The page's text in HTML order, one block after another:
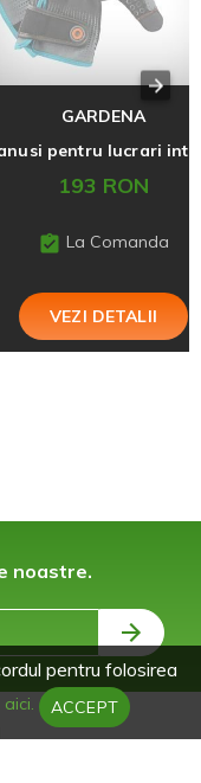
GARDENA
193 RON
La Comanda
VEZI DETALII
noastre.
pentru folosirea
aici. ACCEPT